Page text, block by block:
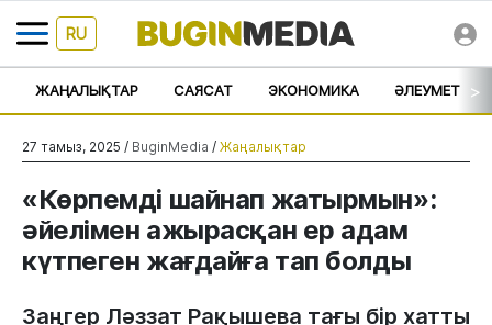
RU
ЖАҢАЛЫҚТАР САЯСАТ ЭКОНОМИКА ӘЛЕУМЕТ >
27 тамыз, 2025 / BuginMedia / Жаңалықтар
«Көрпемді шайнап жатырмын»:
әйелімен ажырасқан ер адам
күтпеген жағдайға тап болды
Заңгер Ләззат Рақышева тағы бір хатты